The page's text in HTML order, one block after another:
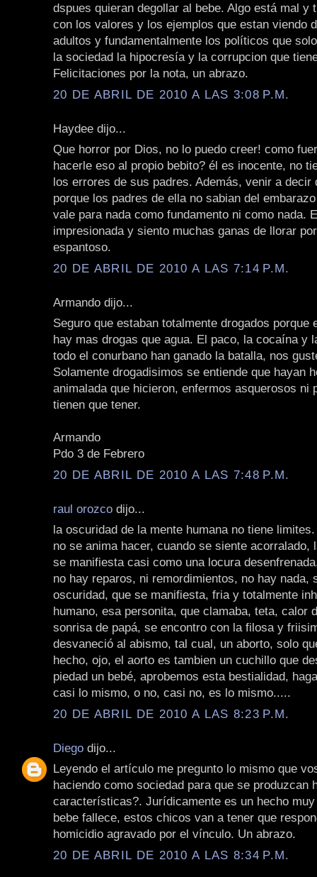
dspues quieran degollar al bebe. Algo está mal y
con los valores y los ejemplos que estan viendo
adultos y fundamentalmente los políticos que
la sociedad la hipocresía y la corrupcion que
Felicitaciones por la nota, un abrazo.
20 DE ABRIL DE 2010 A LAS 3:08 P.M.
Haydee dijo...
Que horror por Dios, no lo puedo creer! como
hacerle eso al propio bebito? él es inocente, no
los errores de sus padres. Además, venir a decir
porque los padres de ella no sabian del
vale para nada como fundamento ni como nada.
impresionada y siento muchas ganas de llorar
espantoso.
20 DE ABRIL DE 2010 A LAS 7:14 P.M.
Armando dijo...
Seguro que estaban totalmente drogados porque
hay mas drogas que agua. El paco, la cocaína y
todo el conurbano han ganado la batalla, nos
Solamente drogadisimos se entiende que hayan
animalada que hicieron, enfermos asquerosos ni
tienen que tener.
Armando
Pdo 3 de Febrero
20 DE ABRIL DE 2010 A LAS 7:48 P.M.
raul orozco dijo...
la oscuridad de la mente humana no tiene
no se anima hacer, cuando se siente acorralado,
se manifiesta casi como una locura
no hay reparos, ni remordimientos, no hay nada,
oscuridad, que se manifiesta, fria y totalmente
humano, esa personita, que clamaba, teta, calor
sonrisa de papá, se encontro con la filosa y
desvaneció al abismo, tal cual, un aborto, solo
hecho, ojo, el aorto es tambien un cuchillo que
piedad un bebé, aprobemos esta bestialidad,
casi lo mismo, o no, casi no, es lo mismo.....
20 DE ABRIL DE 2010 A LAS 8:23 P.M.
Diego dijo...
Leyendo el artículo me pregunto lo mismo que
haciendo como sociedad para que se produzcan
características?. Jurídicamente es un hecho
bebe fallece, estos chicos van a tener que
homicidio agravado por el vínculo. Un abrazo.
20 DE ABRIL DE 2010 A LAS 8:34 P.M.